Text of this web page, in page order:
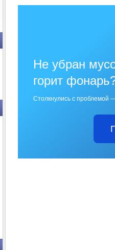
Не убран
горит
Столкнулись с проблемой